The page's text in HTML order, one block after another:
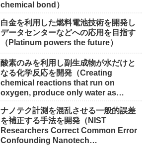
chemical bond）
白金を利用した燃料電池技術を開発し
データセンターなどへの応用を目指す
（Platinum powers the future）
酸素のみを利用し副生成物が水だけと
なる化学反応を開発（Creating
chemical reactions that run on
oxygen, produce only water as
ナノテク計測を混乱させる一般的誤差
を補正する手法を開発（NIST
Researchers Correct Common Error
Confounding Nanotech